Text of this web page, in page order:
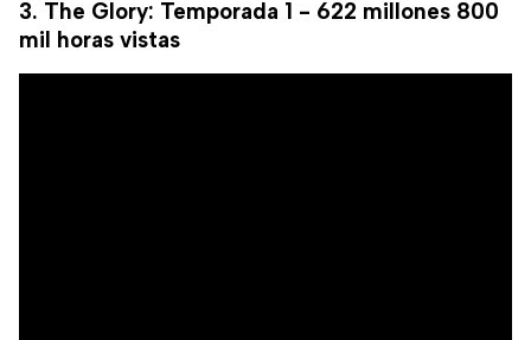
3. The Glory: Temporada 1 - 622 millones 800
mil horas vistas